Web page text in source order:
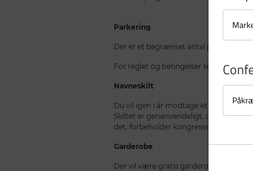
Parkering
Der er et begrænset antal
For regler og betingelser se skiltning.
Navneskilt
Du vil igen i år modtage et digitalt
Skiltet er genanvendeligt, og det er
det, forbeholder kongressen sig ret til
Garderobe
Der vil være gratis garderobe ved